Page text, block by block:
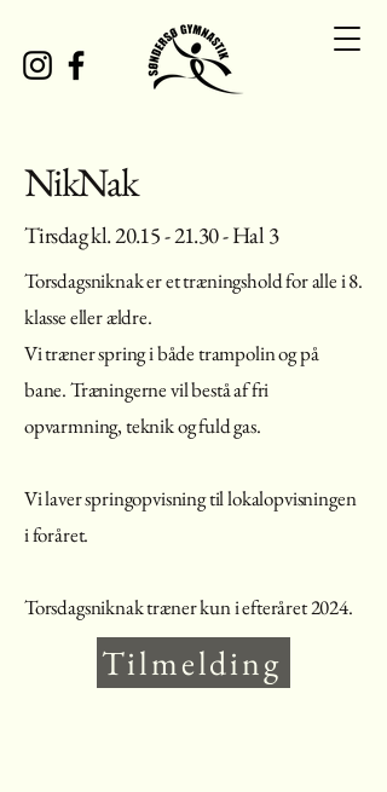
NikNak
Tirsdag kl.20.15 - 21.30- Hal 3
Torsdagsniknak er et træningshold for alle i 8.
klasse eller ældre.
Vi træner spring i både trampolin og på
bane. Træningerne vil bestå af fri
opvarmning, teknik og fuld gas.
Vi laver springopvisning til lokalopvisningen
i foråret.
Torsdagsniknak træner kun i efteråret 2024.
Tilmelding